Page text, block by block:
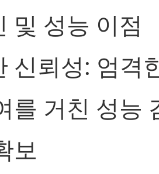
및 성능 이점
신뢰성: 엄격
를 거친 성능
보